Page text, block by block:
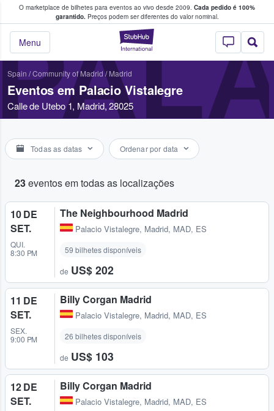
O marketplace de bilhetes para eventos ao vivo desde 2009. Cada pedido é 100%
garantido.Preços podem ser diferentes do valor nominal.
StubHub – onde
Menu
fãs compram e vendem bilhetes
Spain /Community of Madrid / Madrid
Eventos em Palacio Vistalegre
Calle de Utebo 1, Madrid, 28025
Todas as datas Ordenar por data
23eventos em todas as localizações
10 DE
SET.
QUI.
8:30 PM
The Neighbourhood Madrid
Palacio Vistalegre, Madrid, MAD, ES
59 bilhetes disponíveis
de US$ 202
11 DE
SET.
SEX.
9:00 PM
Billy Corgan Madrid
Palacio Vistalegre, Madrid, MAD, ES
26 bilhetes disponíveis
de US$ 103
12 DE
SET.
Billy Corgan Madrid
Palacio Vistalegre, Madrid, MAD, ES